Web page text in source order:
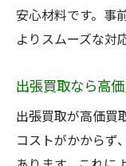
安心材料です。事
よりスムーズな対
出張買取なら高
出張買取が高価買
コストがかからず